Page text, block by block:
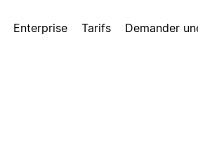
Enterprise Tarifs Demander